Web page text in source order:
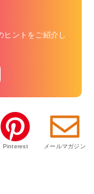
ヒントをご紹介し
Pinterest メールマガジン